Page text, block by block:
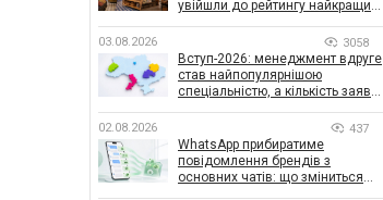
увійшли до рейтингу найкращих
03.08.2026 3058
Вступ-2026: менеджмент вдруге
став найпопулярнішою
спеціальністю, а кількість заяв
02.08.2026 437
WhatsApp прибиратиме
повідомлення брендів з
основних чатів: що зміниться